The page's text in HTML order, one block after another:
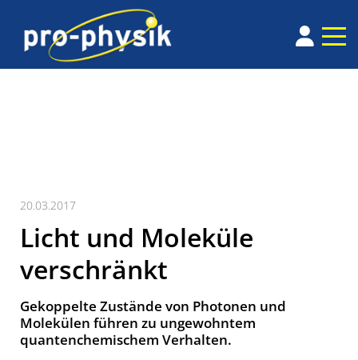
20.03.2017
Licht und Moleküle
verschränkt
Gekoppelte Zustände von Photonen und
Molekülen führen zu ungewohntem
quantenchemischem Verhalten.